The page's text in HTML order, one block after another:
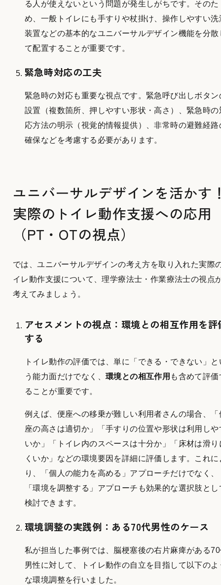
る人が使えないという問題が発生しがちです。そのた
め、一般トイレにも手すりや杖掛け、操作しやすい洗
装置などの基本的なユニバーサルデザイン機能を分散
て配置することが重要です。
緊急時対応の工夫
緊急時の対応も重要な視点です。緊急呼び出しボタン
設置（複数箇所、押しやすい形状・高さ）、緊急時の
応方法の明示（視覚的情報提供）、非常時の避難経路
確保などを考慮する必要があります。
ユニバーサルデザインを活かす
実際のトイレ動作支援への応用
（PT・OTの視点）
では、ユニバーサルデザインの考え方を取り入れた実際
イレ動作支援について、理学療法士・作業療法士の視点
考えてみましょう。
アセスメントの視点：環境との相互作用を評
する
トイレ動作の評価では、単に「できる・できない」と
う能力面だけでなく、 環境との相互作用 も含めて評価
ることが重要です。
例えば、便座への移乗が難しい利用者さんの場合、「
座の高さは適切か」「手すりの位置や形状は利用しや
いか」「トイレ内のスペースは十分か」「床材は滑り
くいか」などの環境要因を詳細に評価します。これに
り、「個人の能力を高める」アプローチだけでなく、
「環境を調整する」アプローチも効果的な選択肢とし
検討できます。
環境調整の実践例：ある70代男性のケース
私が担当した事例では、脳梗塞後の右片麻痺がある
男性に対して、トイレ動作の自立を目指して以下のよ
な環境調整を行いました。